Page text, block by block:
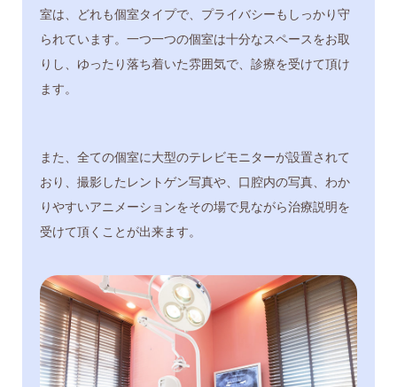
室は、どれも個室タイプで、プライバシーもしっかり守
られています。一つ一つの個室は十分なスペースをお取
りし、ゆったり落ち着いた雰囲気で、診療を受けて頂け
ます。
また、全ての個室に大型のテレビモニターが設置されて
おり、撮影したレントゲン写真や、口腔内の写真、わか
りやすいアニメーションをその場で見ながら治療説明を
受けて頂くことが出来ます。